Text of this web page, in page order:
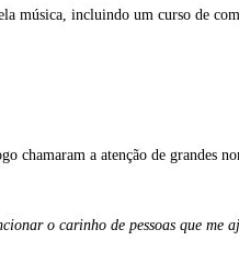
música, incluindo um curso de
chamaram a atenção de grandes
o carinho de pessoas que me